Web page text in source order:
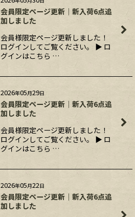
会員限定ページ更新｜新入荷6点追
加しました
会員様限定ページ更新しました！
ログインしてご覧ください。 ▶ ロ
グインはこちら …
2026年05月29日
会員限定ページ更新｜新入荷6点追
加しました
会員様限定ページ更新しました！
ログインしてご覧ください。 ▶ ロ
グインはこちら …
2026年05月22日
会員限定ページ更新｜新入荷6点追
加しました